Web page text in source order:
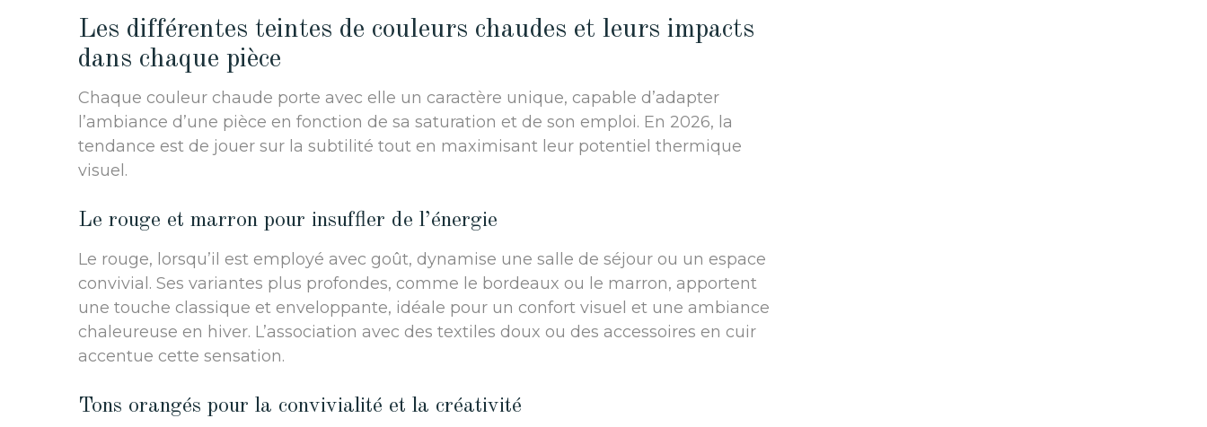
Les différentes teintes de couleurs chaudes et leurs impacts
dans chaque pièce
Chaque couleur chaude porte avec elle un caractère unique, capable d’adapter
l’ambiance d’une pièce en fonction de sa saturation et de son emploi. En 2026, la
tendance est de jouer sur la subtilité tout en maximisant leur potentiel thermique
visuel.
Le rouge et marron pour insuffler de l’énergie
Le rouge, lorsqu’il est employé avec goût, dynamise une salle de séjour ou un espace
convivial. Ses variantes plus profondes, comme le bordeaux ou le marron, apportent
une touche classique et enveloppante, idéale pour un confort visuel et une ambiance
chaleureuse en hiver. L’association avec des textiles doux ou des accessoires en cuir
accentue cette sensation.
Tons orangés pour la convivialité et la créativité